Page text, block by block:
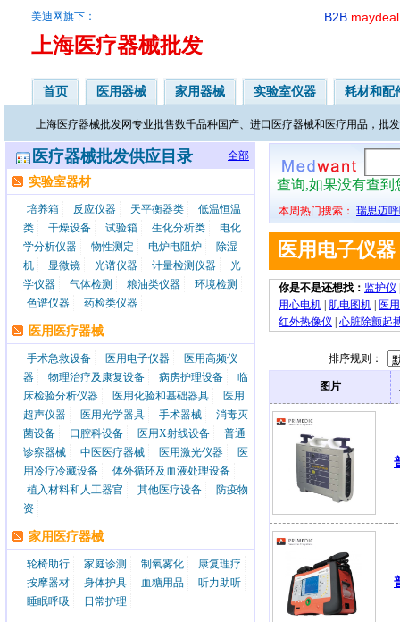
美迪网旗下：
上海医疗器械批发
B2B. maydeal
首页 医用器械 家用器械 实验室仪器 耗材和配
上海医疗器械批发网专业批售数千品种国产、进口医疗器械和医疗用品，批
医疗器械批发供应目录 全部
实验室器材
培养箱 反应仪器 天平衡器类
低温恒温
类
干燥设备 试验箱 生化分析类
电化
学分析仪器
物性测定 电炉电阻炉
除湿
机
显微镜 光谱仪器 计量检测仪器
光
学仪器
气体检测 粮油类仪器
环境检测
色谱仪器
药检类仪器
医用医疗器械
手术急救设备 医用电子仪器
医用高频仪
器
物理治疗及康复设备 病房护理设备
临
床检验分析仪器
医用化验和基础器具
医用
超声仪器
医用光学器具 手术器械
消毒灭
菌设备
口腔科设备 医用X射线设备
普通
诊察器械
中医医疗器械 医用激光仪器
医
用冷疗冷藏设备
体外循环及血液处理设备
植入材料和人工器官
其他医疗设备
防疫物
资
家用医疗器械
轮椅助行 家庭诊测 制氧雾化
康复理疗
按摩器材
身体护具 血糖用品
听力助听
睡眠呼吸
日常护理
查询,如果没有查到
本周热门搜索： 瑞思迈
医用电子仪器
你是不是还想找： 监护仪
用心电机
肌电图机
医
红外热像仪
心脏除颤起
排序规则：
图片